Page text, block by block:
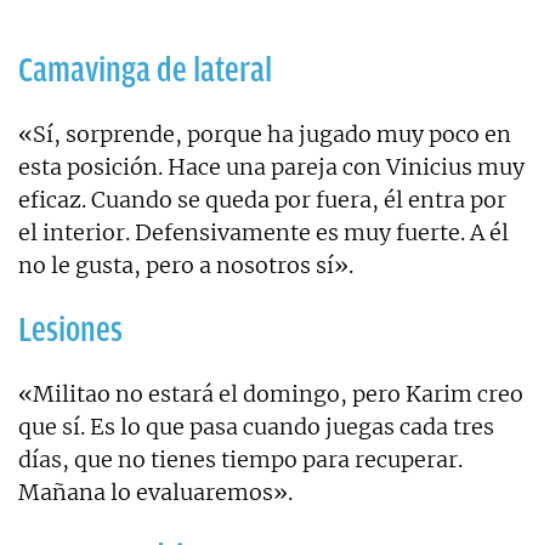
Camavinga de lateral
«Sí, sorprende, porque ha jugado muy poco en
esta posición. Hace una pareja con Vinicius muy
eficaz. Cuando se queda por fuera, él entra por
el interior. Defensivamente es muy fuerte. A él
no le gusta, pero a nosotros sí».
Lesiones
«Militao no estará el domingo, pero Karim creo
que sí. Es lo que pasa cuando juegas cada tres
días, que no tienes tiempo para recuperar.
Mañana lo evaluaremos».